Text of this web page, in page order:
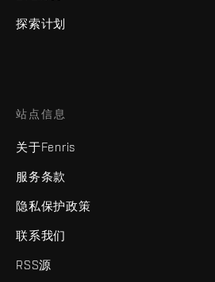
探索计划
站点信息
关于Fenris
服务条款
隐私保护政策
联系我们
RSS源